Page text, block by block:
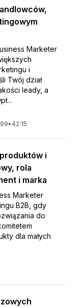
Marketer
i
Twój dział
leady, a
• 42:15
i
rola
i marka
Marketer
B2B, gdy
do
dla małych